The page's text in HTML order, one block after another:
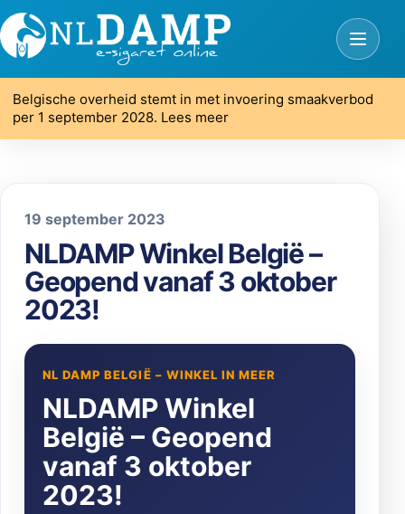
Belgische overheid stemt in met invoering smaakverbod
per 1 september 2028. Lees meer
19 september 2023
NLDAMP Winkel België –
Geopend vanaf 3 oktober
2023!
NL DAMP BELGIË – WINKEL IN MEER
NLDAMP Winkel
België – Geopend
vanaf 3 oktober
2023!